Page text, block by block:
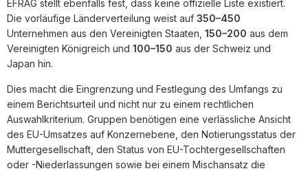
EFRAG stellt ebenfalls fest, dass keine offizielle Liste existiert.
Die vorläufige Länderverteilung weist auf 350–450
Unternehmen aus den Vereinigten Staaten, 150–200 aus dem
Vereinigten Königreich und 100–150 aus der Schweiz und
Japan hin.
Dies macht die Eingrenzung und Festlegung des Umfangs zu
einem Berichtsurteil und nicht nur zu einem rechtlichen
Auswahlkriterium. Gruppen benötigen eine verlässliche Ansicht
des EU-Umsatzes auf Konzernebene, den Notierungsstatus der
Muttergesellschaft, den Status von EU-Tochtergesellschaften
oder -Niederlassungen sowie bei einem Mischansatz die